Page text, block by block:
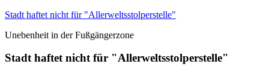
Stadt haftet nicht für "Allerweltsstolperstelle"
Unebenheit in der Fußgängerzone
Stadt haftet nicht für "Allerweltsstolperstelle"